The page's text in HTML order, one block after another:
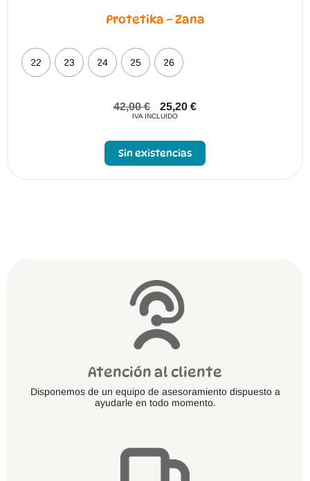
Protetika – Zana
22 23 24 25 26
42,00€ 25,20 €
IVA INCLUIDO
Sin existencias
Atención al cliente
Disponemos de un equipo de asesoramiento dispuesto a
ayudarle en todo momento.